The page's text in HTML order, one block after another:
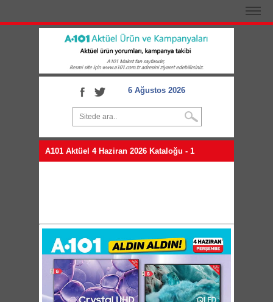
6 Ağustos 2026
A101 Aktüel 4 Haziran 2026 Kataloğu - 1